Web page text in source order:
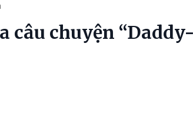
câu chuyện